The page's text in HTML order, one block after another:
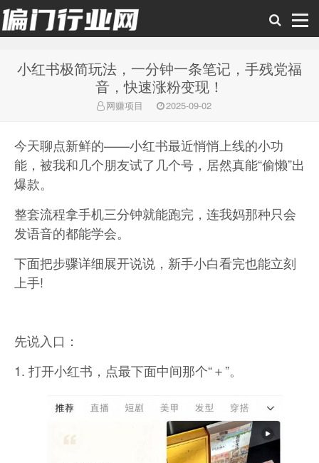
偏门行业网
小红书极简玩法，一分钟一条笔记，手残党福
音，快速涨粉变现！
网赚项目 2025-09-02
今天聊点新鲜的——小红书最近悄悄上线的小功
能， 被我和几个朋友试了几个号，居然真能“偷懒”出
爆款。
整套流程拿手机三分钟就能跑完，连我妈那种只会
发语音的都能学会。
下面把步骤详细展开说说，新手小白看完也能立刻
上手!
先说入口：
1. 打开小红书，点最下面中间那个“＋”。